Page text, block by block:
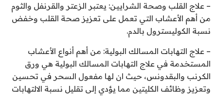
– علاج القلب وصحة الشرايين: يعتبر الزعتر والقرنفل والثوم
من أهم الأعشاب التي تعمل على تعزيز صحة القلب وخفض
نسبة الكوليسترول بالدم.
– علاج التهابات المسالك البولية: من أهم أنواع الأعشاب
المستخدمة في علاج التهابات المسالك البولية هي ورق
الكرنب والبقدونس، حيث ان لها مفعول السحر في تحسين
وتعزيز وظائف الكليتين مما يؤدي إلى تقليل نسبة الالتهابات